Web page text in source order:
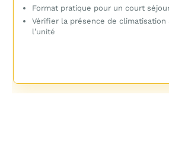
Format pratique pour un court
Vérifier la présence de climatisation
l’unité